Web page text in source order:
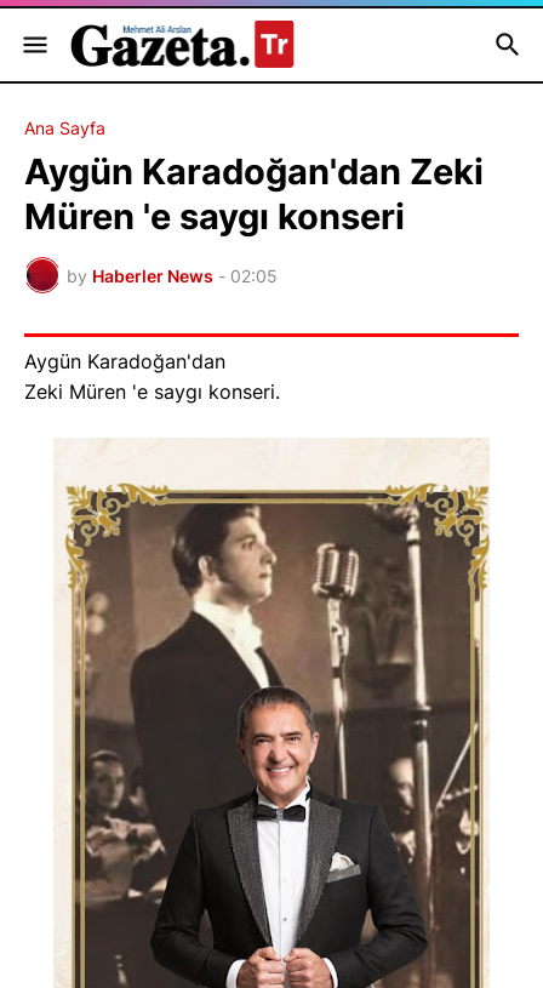
Ana Sayfa
Aygün Karadoğan'dan Zeki
Müren 'e saygı konseri
by Haberler News - 02:05
Aygün Karadoğan'dan
Zeki Müren 'e saygı konseri.